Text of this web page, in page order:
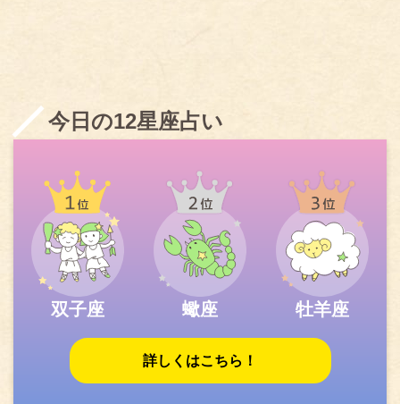
今日の12星座占い
双子座 蠍座 牡羊座
詳しくはこちら！